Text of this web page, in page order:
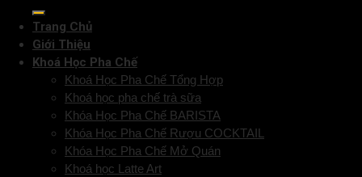
Trang Chủ
Giới Thiệu
Khoá Học Pha Chế
Khoá Học Pha Chế Tổng Hợp
Khoá học pha chế trà sữa
Khóa Học Pha Chế BARISTA
Khóa Học Pha Chế Rượu COCKTAIL
Khóa Học Pha Chế Mở Quán
Khoá học Latte Art